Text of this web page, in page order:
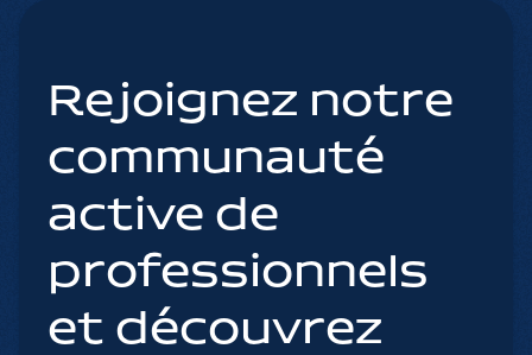
Rejoignez notre
communauté
active de
professionnels
et découvrez